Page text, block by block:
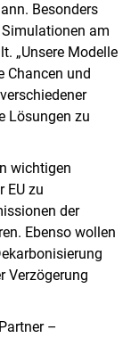
Besonders
Simulationen am
„Unsere Modelle
Chancen und
Lösungen zu
wichtigen
EU zu
der
Ebenso wollen
Verzögerung
–